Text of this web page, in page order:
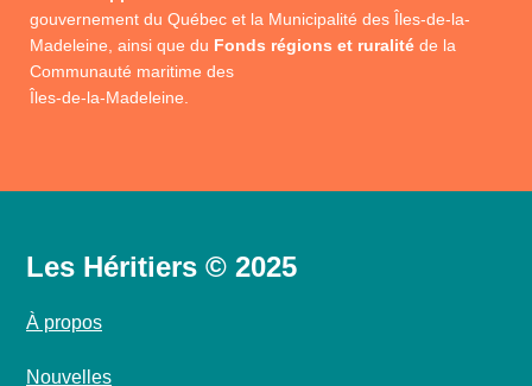
gouvernement du Québec et la Municipalité des Îles-de-la-
Madeleine, ainsi que du Fonds régions et ruralité de la
Communauté maritime des
Îles-de-la-Madeleine.
Les Héritiers © 2025
À propos
Nouvelles